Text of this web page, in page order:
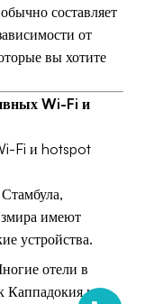
составляет
от
вы хотите
Wi-Fi и
Fi и hotspot
имеют
устройства.
отели в
Каппадокия и